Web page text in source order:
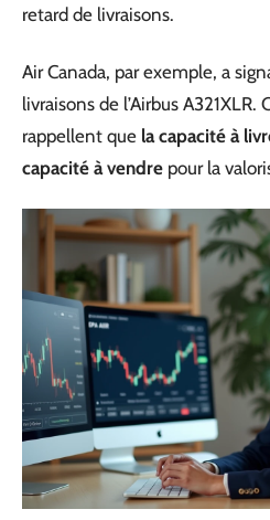
retard de livraisons.
Air Canada, par exemple, a
livraisons de l’Airbus
rappellent que la capacité à
capacité à vendre pour la